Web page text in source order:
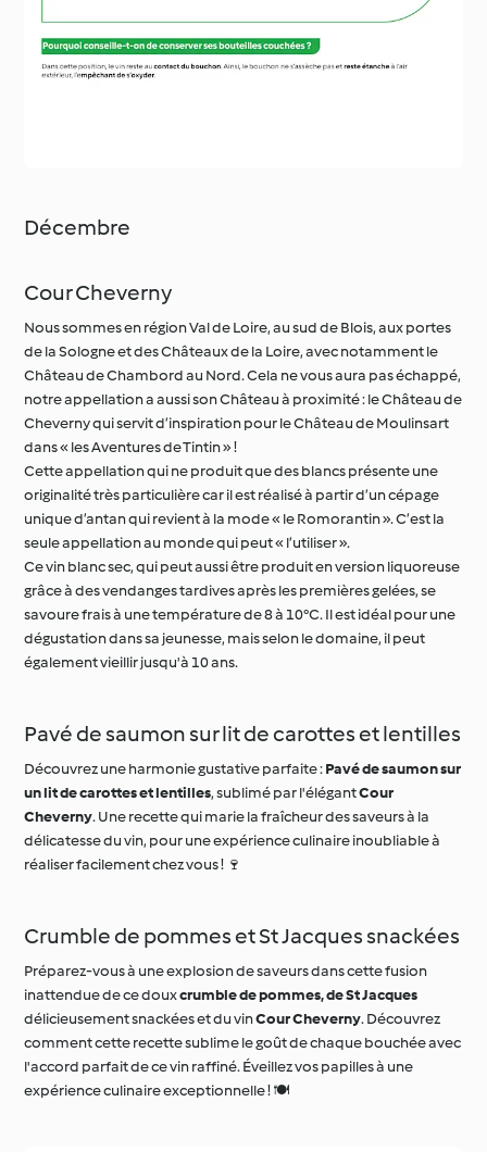
Cour Cheverny
de la Sologne et des Châteaux de la Loire, avec notamment le
Château de Chambord au Nord. Cela ne vous aura pas échappé,
notre appellation a aussi son Château à proximité : le Château de
Cheverny qui servit d’inspiration pour le Château de Moulinsart
dans « les Aventures de Tintin » !
Cette appellation qui ne produit que des blancs présente une
originalité très particulière car il est réalisé à partir d’un cépage
unique d’antan qui revient à la mode « le Romorantin ». C’est la
seule appellation au monde qui peut « l’utiliser ».
Ce vin blanc sec, qui peut aussi être produit en version liquoreuse
grâce à des vendanges tardives après les premières gelées, se
savoure frais à une température de 8 à 10°C. Il est idéal pour une
dégustation dans sa jeunesse, mais selon le domaine, il peut
également vieillir jusqu'à 10 ans.
Pavé de saumon sur lit de carottes et lentilles
un lit de carottes et lentilles, sublimé par l'élégant Cour
Cheverny
. Une recette qui marie la fraîcheur des saveurs à la
délicatesse du vin, pour une expérience culinaire inoubliable à
réaliser facilement chez vous ! 🍷
Crumble de pommes et St Jacques snackées
inattendue de ce douxcrumble de pommes, de St Jacques
délicieusement snackées et du vin
. Découvrez
comment cette recette sublime le goût de chaque bouchée avec
l'accord parfait de ce vin raffiné. Éveillez vos papilles à une
expérience culinaire exceptionnelle ! 🍽